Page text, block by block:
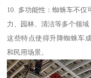
10. 多功能性：蜘蛛车不仅
力、园林、清洁等多个领域
这些特点使得升降蜘蛛车
和民用场景。